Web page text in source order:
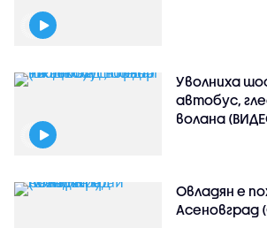
Уволниха
автобус,
волана
Овладян е
Асеновград